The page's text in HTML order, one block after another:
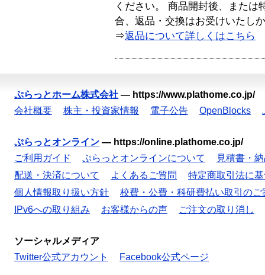
ください。 商品開封後、または
合、返品・交換はお受けいたし
⇒返品について詳しくはこちら
ぷらっとホーム株式会社 — https://www.plathome.co.jp/
会社概要
株主・投資家情報 電子公告 OpenBlocks
ぷらっとオンライン — https://online.plathome.co.jp/
ご利用ガイド
ぷらっとオンラインについて
見積書・
配送・決済について
よくあるご質問
特定商取引法に
個人情報取り扱い方針
校費・公費・科研費払い取引のご
IPv6への取り組み
お客様からの声 ご注文の取り消し
ソーシャルメディア
Twitter公式アカウント
Facebook公式ページ